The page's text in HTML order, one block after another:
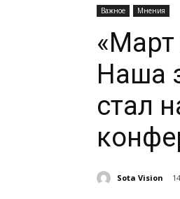
Важное Мнения
«Март
Наша
стал
Sota Vision